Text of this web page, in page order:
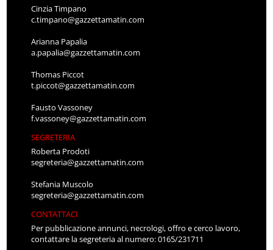
Cinzia Timpano
c.timpano@gazzettamatin.com
Arianna Papalia
a.papalia@gazzettamatin.com
Thomas Piccot
t.piccot@gazzettamatin.com
Fausto Vassoney
f.vassoney@gazzettamatin.com
SEGRETERIA
Roberta Prodoti
segreteria@gazzettamatin.com
Stefania Muscolo
segreteria@gazzettamatin.com
CONTATTACI
Per pubblicazione annunci, necrologi, offro e cerco lavoro,
contattare la segreteria al numero: 0165/231711